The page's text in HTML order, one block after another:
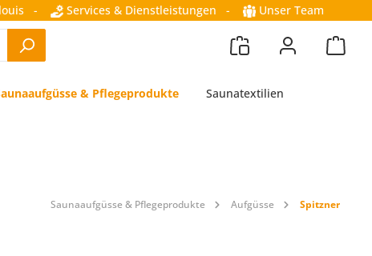
- Services & Dienstleistungen - Unser Team
& Pflegeprodukte Saunatextilien
Saunaaufgüsse & Pflegeprodukte Aufgüsse Spitzner